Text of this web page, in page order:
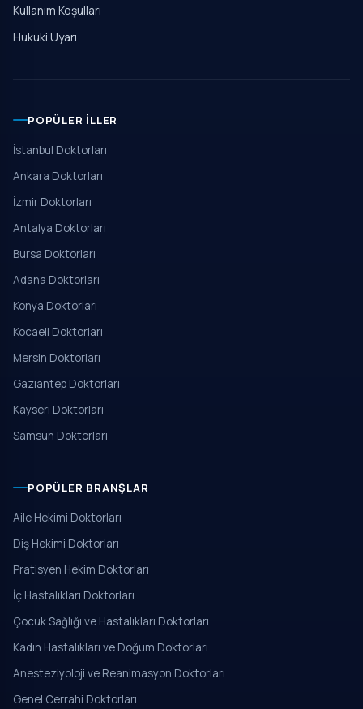
Kullanım Koşulları
Hukuki Uyarı
POPÜLER İLLER
İstanbul Doktorları
Ankara Doktorları
İzmir Doktorları
Antalya Doktorları
Bursa Doktorları
Adana Doktorları
Konya Doktorları
Kocaeli Doktorları
Mersin Doktorları
Gaziantep Doktorları
Kayseri Doktorları
Samsun Doktorları
POPÜLER BRANŞLAR
Aile Hekimi Doktorları
Diş Hekimi Doktorları
Pratisyen Hekim Doktorları
İç Hastalıkları Doktorları
Çocuk Sağlığı ve Hastalıkları Doktorları
Kadın Hastalıkları ve Doğum Doktorları
Anesteziyoloji ve Reanimasyon Doktorları
Genel Cerrahi Doktorları